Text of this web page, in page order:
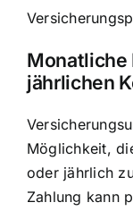
Monatliche
jährlichen
Möglichkeit,
oder jährlich
Zahlung kann